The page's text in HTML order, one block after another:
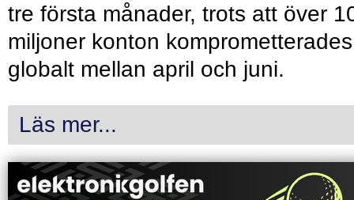
tre första månader, trots att över
miljoner konton komprometterades
globalt mellan april och juni.
Läs mer...